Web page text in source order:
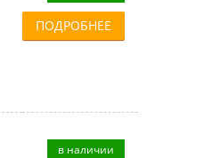
ПОДРОБНЕЕ
в наличии